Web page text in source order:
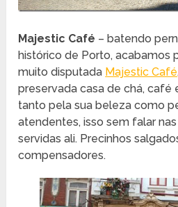
Majestic Café – batendo
histórico de Porto, acabamos
muito disputada Majestic Café
preservada casa de chá, café
tanto pela sua beleza como
atendentes, isso sem falar
servidas ali. Precinhos
compensadores.